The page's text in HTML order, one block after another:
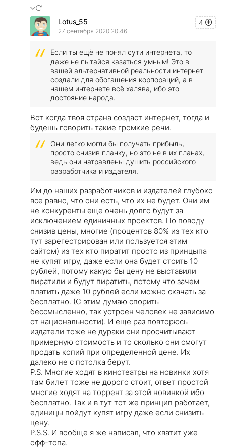
4
Lotus_55
27 сентября 2020 20:46
Если ты ещё не понял сути интернета, то
даже не пытайся казаться умным! Это в
вашей альтернативной реальности интернет
создали для обогащения корпораций, а в
нашем интернете всё халява, ибо это
достояние народа.
Вот когда твоя страна создаст интернет, тогда и
будешь говорить такие громкие речи.
Они легко могли бы получать прибыль,
просто снизив планку, но это не в их планах,
ведь они натравлены душить российского
разработчика и издателя.
Им до наших разработчиков и издателей глубоко
все равно, что они есть, что их не будет. Они им
не конкуренты еще очень долго будут за
исключением единичных проектов. По поводу
снизив цены, многие (процентов 80% из тех кто
тут зарегестрирован или пользуется этим
сайтом) из тех кто пиратит просто из принцыпа
не купят игру, даже если она будет стоить 10
рублей, потому какую бы цену не выставили
пиратили и будут пиратить, потому что зачем
платить даже 10 рублей если можно скачать за
бесплатно. (С этим думаю спорить
бессмысленно, так устроен человек не зависимо
от национальности). И еще раз повторюсь
издатели тоже не дураки они просчитывают
примерную стоимость и то сколько они смогут
продать копий при определенной цене. Их
далеко не с потолка берут.
P.S. Многие ходят в кинотеатры на новинки хотя
там билет тоже не дорого стоит, ответ простой
многие ходят на торрент за этой новинкой ибо
бесплатно. Так и в тут тот же принцип работает,
единицы пойдут купят игру даже если снизить
цену.
P.S.S. И вообще я же написал, что хватит уже
офф-топа.